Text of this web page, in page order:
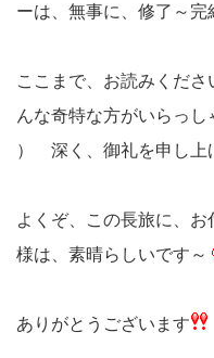
ーは、無事に、修了～完
ここまで、お読みくだ
んな奇特な方がいらっ
） 深く、御礼を申し上
よくぞ、この長旅に、
様は、素晴らしいです～
ありがとうございます